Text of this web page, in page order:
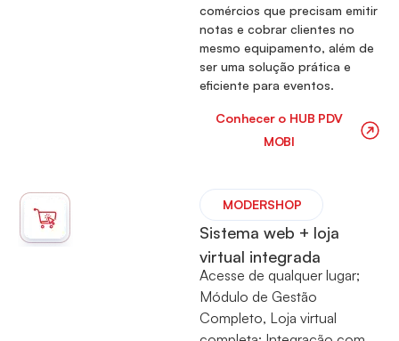
comércios que precisam emitir
notas e cobrar clientes no
mesmo equipamento, além de
ser uma solução prática e
eficiente para eventos.
Conhecer o HUB PDV
MOBI
⁠MODERSHOP
Sistema web + loja
virtual integrada
Acesse de qualquer lugar;
Módulo de Gestão
Completo, Loja virtual